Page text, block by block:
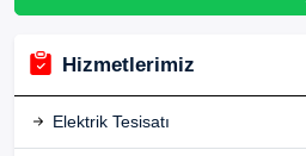
Hizmetlerimiz
Elektrik Tesisatı